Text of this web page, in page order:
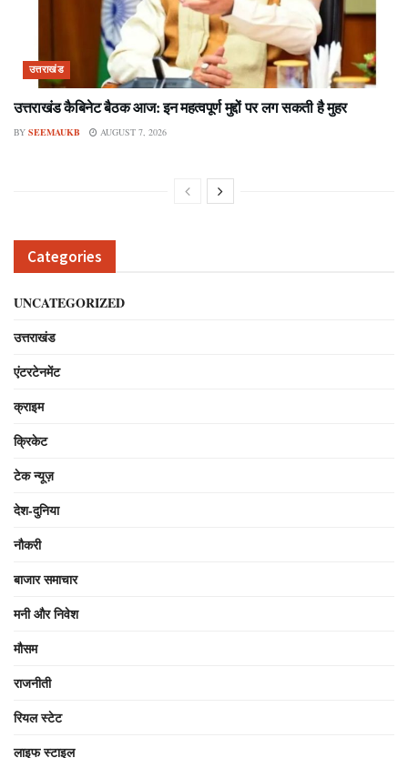
उत्तराखंड
उत्तराखंड कैबिनेट बैठक आज: इन महत्वपूर्ण मुद्दों पर लग सकती है मुहर
BY SEEMAUKB AUGUST 7, 2026
Categories
UNCATEGORIZED
उत्तराखंड
एंटरटेनमेंट
क्राइम
क्रिकेट
टेक न्यूज़
देश-दुनिया
नौकरी
बाजार समाचार
मनी और निवेश
मौसम
राजनीती
रियल स्टेट
लाइफ स्टाइल